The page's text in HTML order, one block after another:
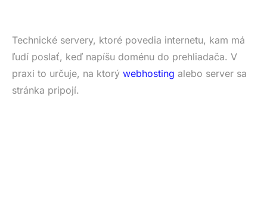
Technické servery, ktoré povedia internetu, kam má
ľudí poslať, keď napíšu doménu do prehliadača. V
praxi to určuje, na ktorý webhosting alebo server sa
stránka pripojí.